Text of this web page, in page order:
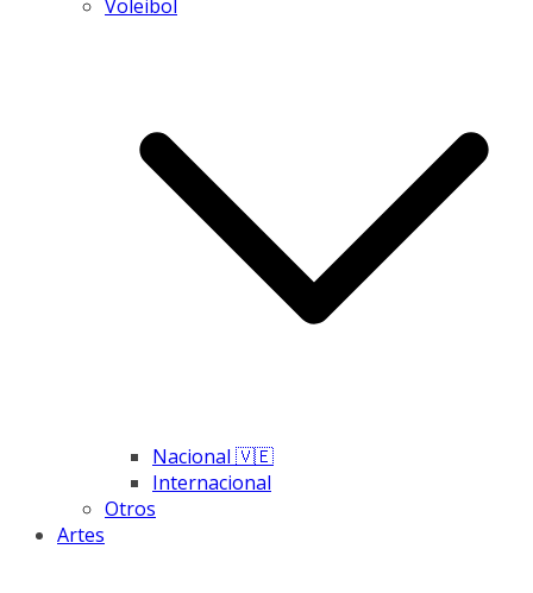
Voleibol
Nacional 🇻🇪
Internacional
Otros
Artes